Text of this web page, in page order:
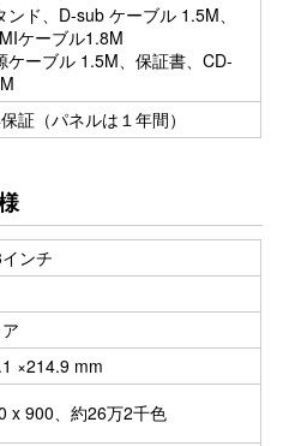
ンド、D-sub ケーブル 1.5M、
ケーブル1.8M
ケーブル 1.5M、保証書、CD-
証（パネルは１年間）
ンチ
×214.9 mm
x 900、約26万2千色